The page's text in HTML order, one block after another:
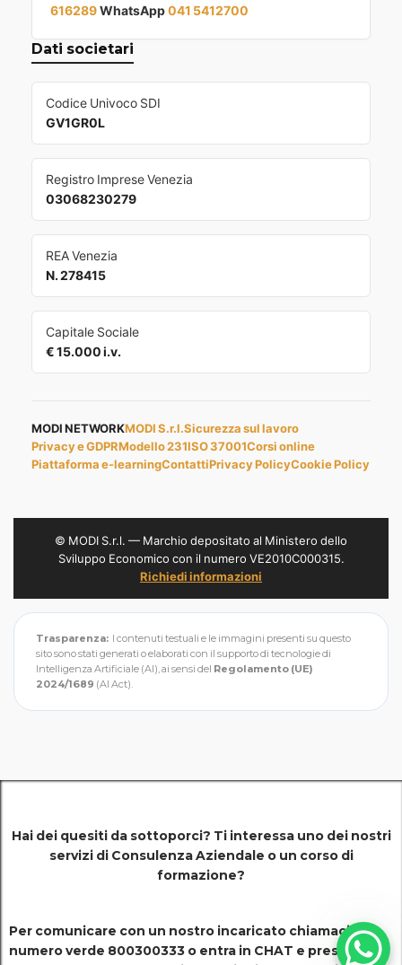
616289WhatsApp041 5412700
Dati societari
Codice Univoco SDI
GV1GR0L
Registro Imprese Venezia
03068230279
REA Venezia
N. 278415
Capitale Sociale
€ 15.000 i.v.
MODI NETWORKMODI S.r.l.Sicurezza sul lavoro
Privacy e GDPRModello 231ISO 37001Corsi online
Piattaforma e-learningContattiPrivacy PolicyCookie Policy
© MODI S.r.l. — Marchio depositato al Ministero dello
Sviluppo Economico con il numero VE2010C000315.
Richiedi informazioni
Trasparenza: I contenuti testuali e le immagini presenti su questo
sito sono stati generati o elaborati con il supporto di tecnologie di
Intelligenza Artificiale (AI), ai sensi del Regolamento (UE)
2024/1689 (AI Act).
Hai dei quesiti da sottoporci? Ti interessa uno dei nostri
servizi di Consulenza Aziendale o un corso di
formazione?
Per comunicare con un nostro incaricato chiamaci al
numero verde 800300333 o entra in CHAT e presentati!.